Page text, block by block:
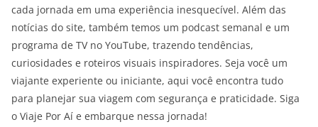
cada jornada em uma experiência inesquecível. Além das
notícias do site, também temos um podcast semanal e um
programa de TV no YouTube, trazendo tendências,
curiosidades e roteiros visuais inspiradores. Seja você um
viajante experiente ou iniciante, aqui você encontra tudo
para planejar sua viagem com segurança e praticidade. Siga
o Viaje Por Aí e embarque nessa jornada!